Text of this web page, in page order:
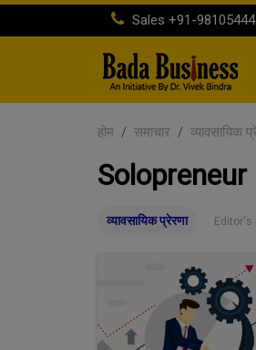
Sales +91-
होम समाचार व्यावसायिक
व्यावसायिक प्रेरणा Editor's